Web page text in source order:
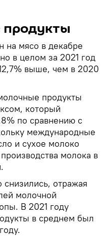
мясо в декабре
в целом за 2021 год
выше, чем в 2020
продукты
который
по сравнению с
международные
и сухое молоко
молока в
отражая
молочной
В 2021 году
в среднем был